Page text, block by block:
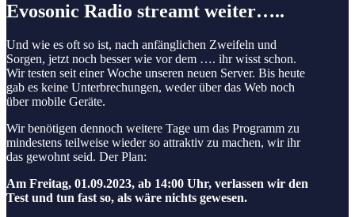
Evosonic Radio streamt weiter…..
Und wie es oft so ist, nach anfänglichen Zweifeln und
Sorgen, jetzt noch besser wie vor dem …. ihr wisst schon.
Wir testen seit einer Woche unseren neuen Server. Bis heute
gab es keine Unterbrechungen, weder über das Web noch
über mobile Geräte.
Wir benötigen dennoch weitere Tage um das Programm zu
mindestens teilweise wieder so attraktiv zu machen, wir ihr
das gewohnt seid. Der Plan:
Am Freitag, 01.09.2023, ab 14:00 Uhr, verlassen wir den
Test und tun fast so, als wäre nichts gewesen.